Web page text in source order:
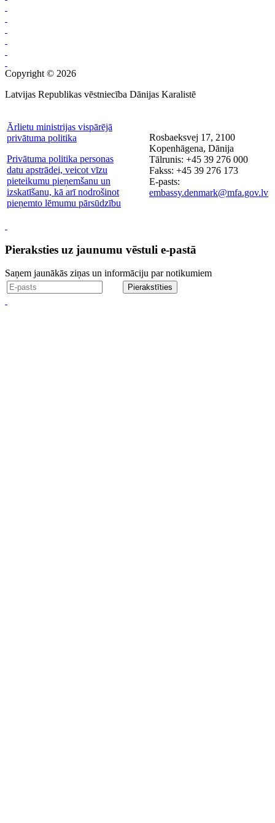
Copyright © 2026
Latvijas Republikas vēstniecība Dānijas Karalistē
Ārlietu ministrijas vispārējā
privātuma politika
Privātuma politika personas
datu apstrādei, veicot vīzu
pieteikumu pieņemšanu un
izskatīšanu, kā arī nodrošinot
pieņemto lēmumu pārsūdzību
Rosbaeksvej 17, 2100
Kopenhāgena, Dānija
Tālrunis: +45 39 276 000
Fakss: +45 39 276 173
E-pasts:
embassy.denmark@mfa.gov.lv
Pieraksties uz jaunumu vēstuli e-pastā
Saņem jaunākās ziņas un informāciju par notikumiem